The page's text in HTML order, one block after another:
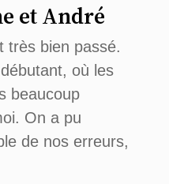
et André
très bien passé.
où les
beaucoup
On a pu
de nos erreurs,